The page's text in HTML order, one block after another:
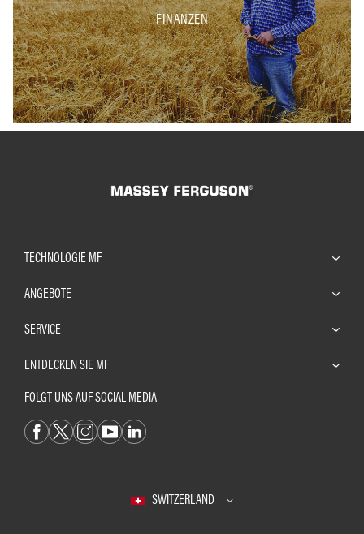
FINANZEN
TECHNOLOGIE MF
ANGEBOTE
SERVICE
ENTDECKEN SIE MF
FOLGT UNS AUF SOCIAL MEDIA
SWITZERLAND